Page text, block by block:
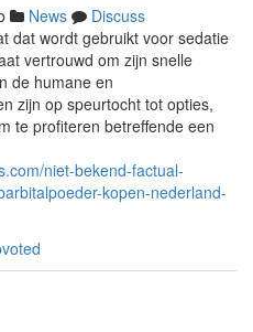
News
Discuss
dat wordt gebruikt voor sedatie
vertrouwd om zijn snelle
de humane en
zijn op speurtocht tot opties,
te profiteren betreffende een
niet-bekend-factual-
kopen-nederland-